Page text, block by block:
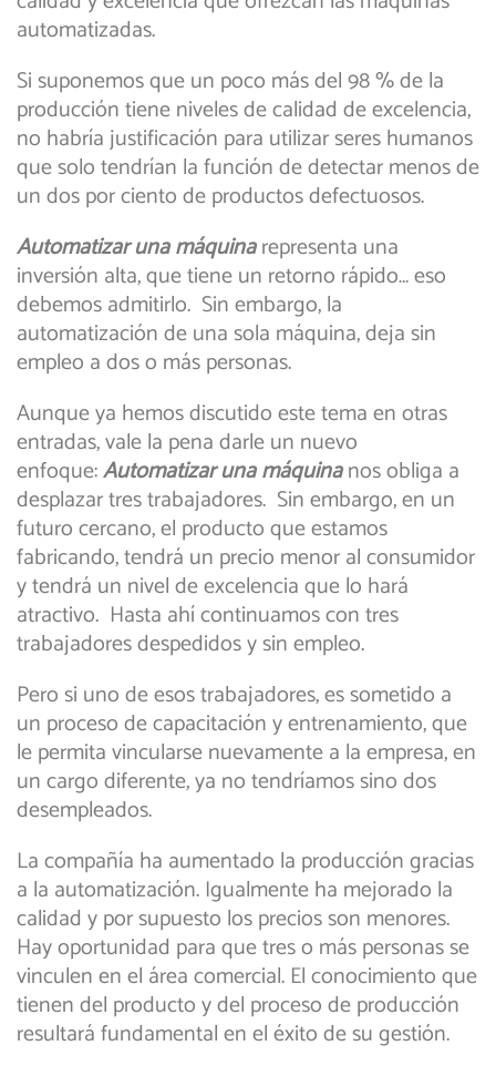
automatizadas.
Si suponemos que un poco más del 98 % de la
producción tiene niveles de calidad de excelencia,
no habría justificación para utilizar seres humanos
que solo tendrían la función de detectar menos de
un dos por ciento de productos defectuosos.
Automatizar una máquinarepresenta una
inversión alta, que tiene un retorno rápido… eso
debemos admitirlo. Sin embargo, la
automatización de una sola máquina, deja sin
empleo a dos o más personas.
Aunque ya hemos discutido este tema en otras
entradas, vale la pena darle un nuevo
enfoque:Automatizar una máquinanos obliga a
desplazar tres trabajadores. Sin embargo, en un
futuro cercano, el producto que estamos
fabricando, tendrá un precio menor al consumidor
y tendrá un nivel de excelencia que lo hará
atractivo. Hasta ahí continuamos con tres
trabajadores despedidos y sin empleo.
Pero si uno de esos trabajadores, es sometido a
un proceso de capacitación y entrenamiento, que
le permita vincularse nuevamente a la empresa, en
un cargo diferente, ya no tendríamos sino dos
desempleados.
La compañía ha aumentado la producción gracias
a la automatización. Igualmente ha mejorado la
calidad y por supuesto los precios son menores.
Hay oportunidad para que tres o más personas se
vinculen en el área comercial. El conocimiento que
tienen del producto y del proceso de producción
resultará fundamental en el éxito de su gestión.